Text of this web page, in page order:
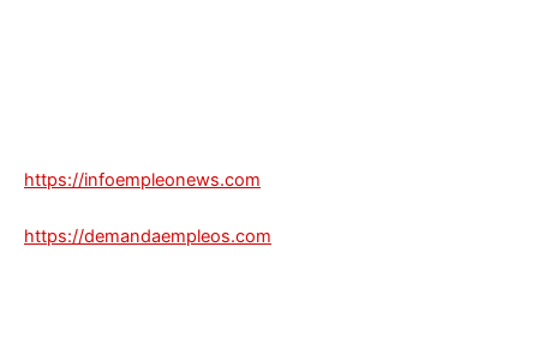
https://infoempleonews.com
https://demandaempleos.com